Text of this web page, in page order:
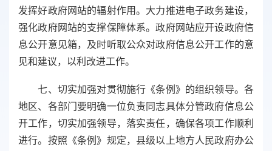
发挥好政府网站的辐射作用。大力推进电子政务建设，
强化政府网站的支撑保障体系。政府网站应开设政府信
息公开意见箱，及时听取公众对政府信息公开工作的意
见和建议，以利改进工作。
七、切实加强对贯彻施行《条例》的组织领导。各
地区、各部门要明确一位负责同志具体分管政府信息公
开工作，切实加强领导，落实责任，确保各项工作顺利
进行。按照《条例》规定，县级以上地方人民政府办公